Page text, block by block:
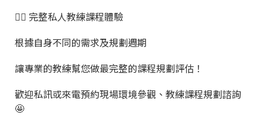
👉🏼 完整私人教練課程體驗
根據自身不同的需求及規劃週期
讓專業的教練幫您做最完整的課程規劃評估！
歡迎私訊或來電預約現場環境參觀、教練課程規劃諮詢
🤩